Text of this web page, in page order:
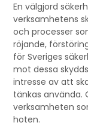
En välgjord
verksamhetens
och processer
röjande,
för Sveriges
mot dessa
intresse av att
tänkas använda.
verksamheten
hoten.